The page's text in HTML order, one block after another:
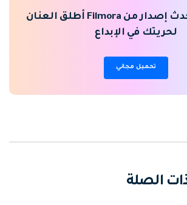
الترقية إلى أحدث إصدار من Filmora أطلق العنان
لحريتك في الإبداع
تحميل مجاني
الصلة